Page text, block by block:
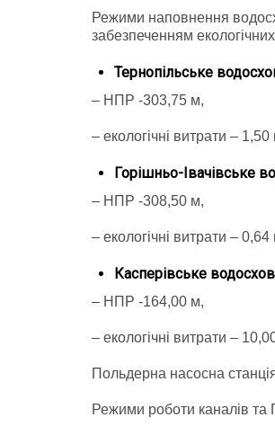
Режими наповнення
забезпеченням
Тернопільське
– НПР -303,75 м,
– екологічні витрати – 1,50
Горішньо-Івачівське
– НПР -308,50 м,
– екологічні витрати – 0,64
Касперівське
– НПР -164,00 м,
– екологічні витрати –
Польдерна насосна
Режими роботи каналів та